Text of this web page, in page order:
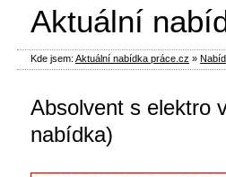
Absolvent s elektro
nabídka)
Aktuální
Kde jsem: Aktuální nabídka práce.cz »